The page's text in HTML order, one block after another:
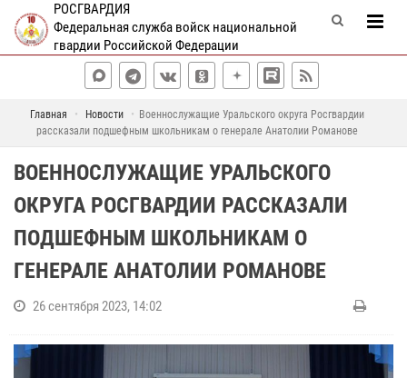
РОСГВАРДИЯ
Федеральная служба войск национальной
гвардии Российской Федерации
Главная Новости
Военнослужащие Уральского округа Росгвардии
рассказали подшефным школьникам о генерале Анатолии Романове
ВОЕННОСЛУЖАЩИЕ УРАЛЬСКОГО
ОКРУГА РОСГВАРДИИ РАССКАЗАЛИ
ПОДШЕФНЫМ ШКОЛЬНИКАМ О
ГЕНЕРАЛЕ АНАТОЛИИ РОМАНОВЕ
26 сентября 2023, 14:02